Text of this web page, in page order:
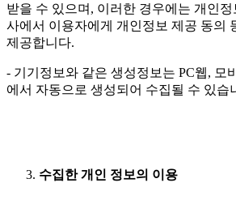
받을 수 있으며, 이러한 경우에는 개인
사에서 이용자에게 개인정보 제공 동의
제공합니다.
- 기기정보와 같은 생성정보는 PC웹, 모
에서 자동으로 생성되어 수집될 수 있습
수집한 개인 정보의 이용